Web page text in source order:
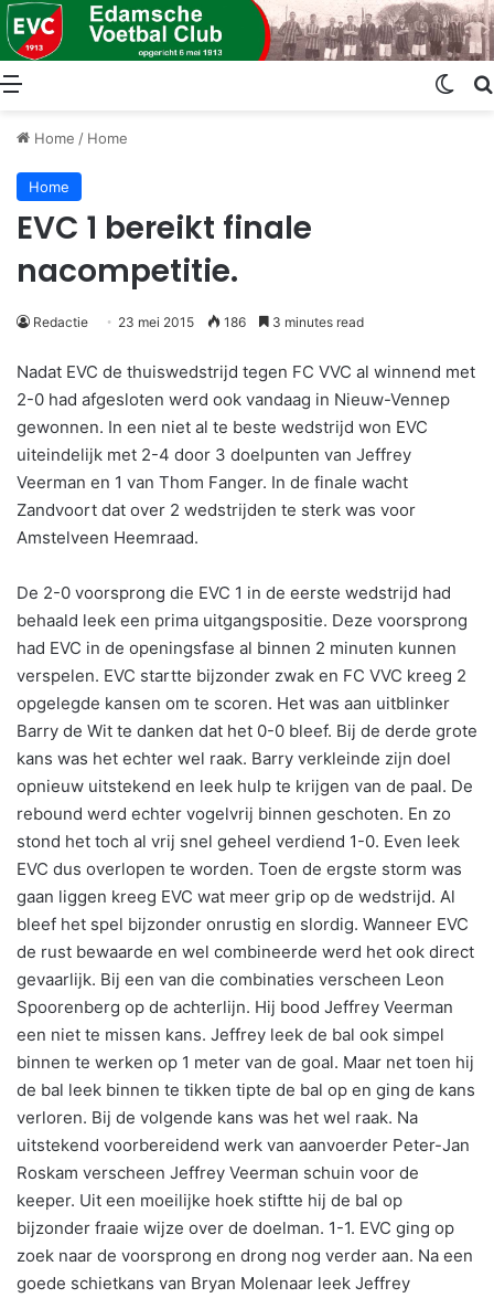
Menu
Home / Home
Home
EVC 1 bereikt finale
nacompetitie.
Redactie 23 mei 2015 186 3 minutes read
Nadat EVC de thuiswedstrijd tegen FC VVC al winnend met
2-0 had afgesloten werd ook vandaag in Nieuw-Vennep
gewonnen. In een niet al te beste wedstrijd won EVC
uiteindelijk met 2-4 door 3 doelpunten van Jeffrey
Veerman en 1 van Thom Fanger. In de finale wacht
Zandvoort dat over 2 wedstrijden te sterk was voor
Amstelveen Heemraad.
De 2-0 voorsprong die EVC 1 in de eerste wedstrijd had
behaald leek een prima uitgangspositie. Deze voorsprong
had EVC in de openingsfase al binnen 2 minuten kunnen
verspelen. EVC startte bijzonder zwak en FC VVC kreeg 2
opgelegde kansen om te scoren. Het was aan uitblinker
Barry de Wit te danken dat het 0-0 bleef. Bij de derde grote
kans was het echter wel raak. Barry verkleinde zijn doel
opnieuw uitstekend en leek hulp te krijgen van de paal. De
rebound werd echter vogelvrij binnen geschoten. En zo
stond het toch al vrij snel geheel verdiend 1-0. Even leek
EVC dus overlopen te worden. Toen de ergste storm was
gaan liggen kreeg EVC wat meer grip op de wedstrijd. Al
bleef het spel bijzonder onrustig en slordig. Wanneer EVC
de rust bewaarde en wel combineerde werd het ook direct
gevaarlijk. Bij een van die combinaties verscheen Leon
Spoorenberg op de achterlijn. Hij bood Jeffrey Veerman
een niet te missen kans. Jeffrey leek de bal ook simpel
binnen te werken op 1 meter van de goal. Maar net toen hij
de bal leek binnen te tikken tipte de bal op en ging de kans
verloren. Bij de volgende kans was het wel raak. Na
uitstekend voorbereidend werk van aanvoerder Peter-Jan
Roskam verscheen Jeffrey Veerman schuin voor de
keeper. Uit een moeilijke hoek stiftte hij de bal op
bijzonder fraaie wijze over de doelman. 1-1. EVC ging op
zoek naar de voorsprong en drong nog verder aan. Na een
goede schietkans van Bryan Molenaar leek Jeffrey